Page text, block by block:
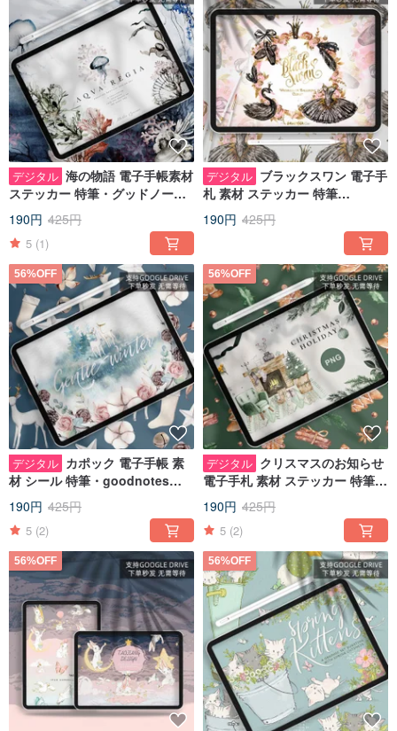
デジタル 海の物語 電子手帳素材
ステッカー 特筆・グッドノート
IPADノート手帳
190円 425円
5 (1)
デジタル ブラックスワン 電子手
札 素材 ステッカー 特筆
性/goodnotes IPAD note 手札
190円 425円
56%OFF
デジタル カポック 電子手帳 素
材 シール 特筆・goodnotes
IPADノート手帳
190円 425円
5 (2)
56%OFF
デジタル クリスマスのお知らせ
電子手札 素材 ステッカー 特筆・
goodnotes IPAD notes 手札
190円 425円
5 (2)
56%OFF 56%OFF